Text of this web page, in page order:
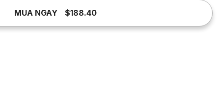
MUA NGAY $188.40